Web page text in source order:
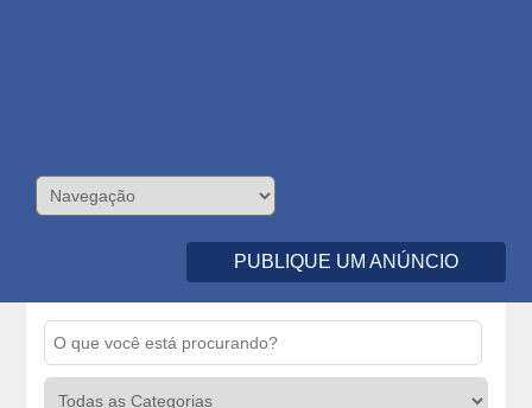
PUBLIQUE UM ANÚNCIO